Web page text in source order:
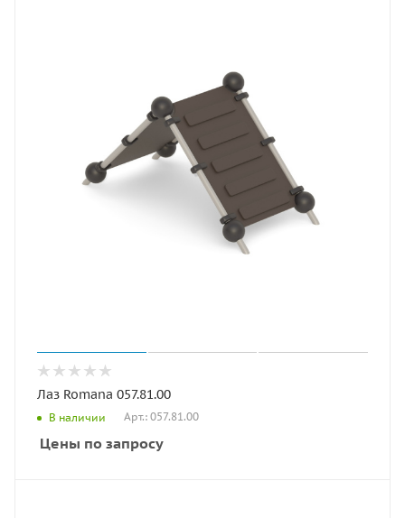
Лаз Romana 057.81.00
В наличии Арт.: 057.81.00
Цены по запросу